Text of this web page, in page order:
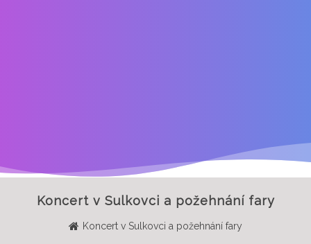
Koncert v Sulkovci a požehnání fary
Koncert v Sulkovci a požehnání fary